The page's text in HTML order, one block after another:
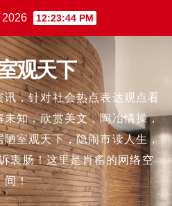
2026 12:23:45 PM
观天下
，针对社会热点表达观点看
知，欣赏美文，陶冶情操，
室观天下，隐闹市读人生，
衷肠！这里是肖䍃的网络空
间！